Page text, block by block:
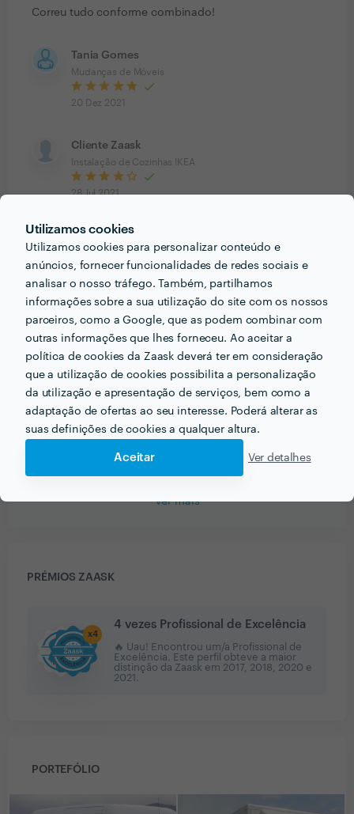
Utilizamos cookies
Utilizamos cookies para personalizar conteúdo e
anúncios, fornecer funcionalidades de redes sociais e
analisar o nosso tráfego. Também, partilhamos
informações sobre a sua utilização do site com os nossos
parceiros, como a Google, que as podem combinar com
outras informações que lhes forneceu. Ao aceitar a
política de cookies da Zaask deverá ter em consideração
que a utilização de cookies possibilita a personalização
da utilização e apresentação de serviços, bem como a
adaptação de ofertas ao seu interesse. Poderá alterar as
suas definições de cookies a qualquer altura.
Aceitar Ver detalhes
Correu tudo conforme combinado!
Tania Gomes
Mudanças de Móveis
20 Dez 2021
Cliente Zaask
Instalação de Cozinhas IKEA
28 Jul 2021
Fátima Sampaio
Mudança de Casa
11 Mar 2021
Muito profissionais, recomendo.
Otavio Santana
Montagem de Móveis IKEA
12 Dez 2020
Trabalho excelente!! Pontual e realizou um excelente
Ver mais
PRÉMIOS ZAASK
x4
4 vezes Profissional de Excelência
🔥 Uau! Encontrou um/a Profissional de
Excelência. Este perfil obteve a maior
distinção da Zaask em 2017, 2018, 2020 e
2021
PORTEFÓLIO